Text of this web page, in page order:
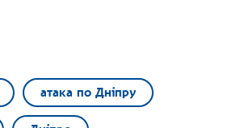
атака по Дніпру